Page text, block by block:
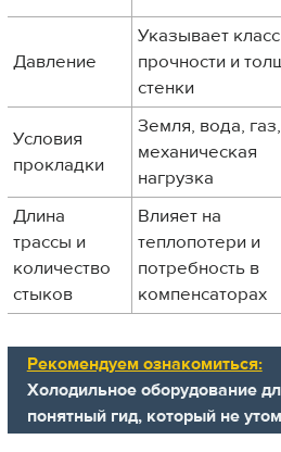
Давление
Указывает класс
прочности и
стенки
Условия
прокладки
Земля, вода, газ,
механическая
нагрузка
Длина
трассы и
количество
стыков
Влияет на
теплопотери и
потребность в
компенсаторах
Рекомендуем ознакомиться:
Холодильное оборудование
понятный гид, который не